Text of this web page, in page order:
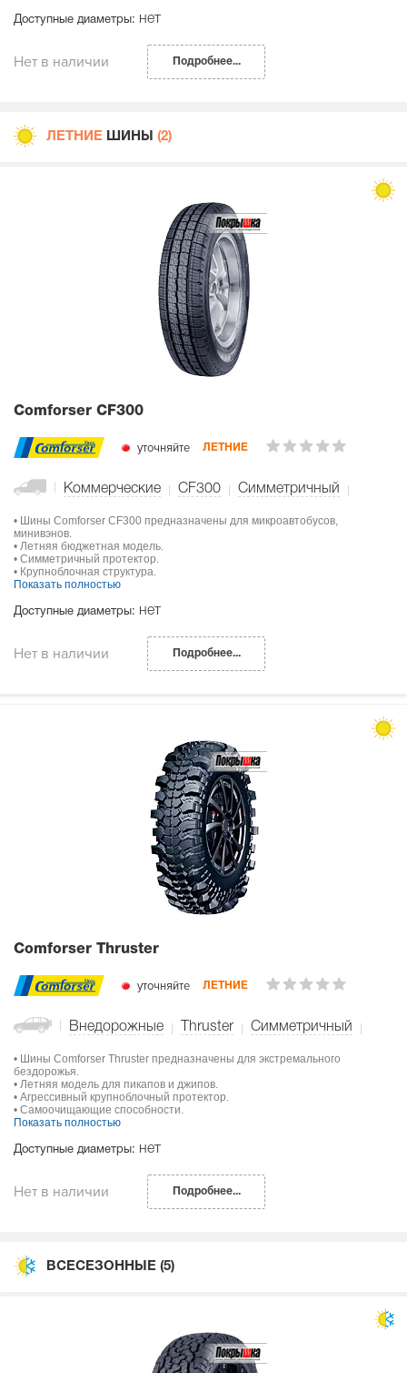
Доступные диаметры: нет
Нет в наличии Подробнее...
ЛЕТНИЕ ШИНЫ (2)
Comforser CF300
уточняйте ЛЕТНИЕ
Коммерческие CF300 Симметричный
• Шины Comforser CF300 предназначены для микроавтобусов,
минивэнов.
• Летняя бюджетная модель.
• Симметричный протектор.
• Крупноблочная структура.
Показать полностью
Доступные диаметры: нет
Нет в наличии Подробнее...
Comforser Thruster
уточняйте ЛЕТНИЕ
Внедорожные Thruster Симметричный
• Шины Comforser Thruster предназначены для экстремального
бездорожья.
• Летняя модель для пикапов и джипов.
• Агрессивный крупноблочный протектор.
• Самоочищающие способности.
Показать полностью
Доступные диаметры: нет
Нет в наличии Подробнее...
ВСЕСЕЗОННЫЕ (5)